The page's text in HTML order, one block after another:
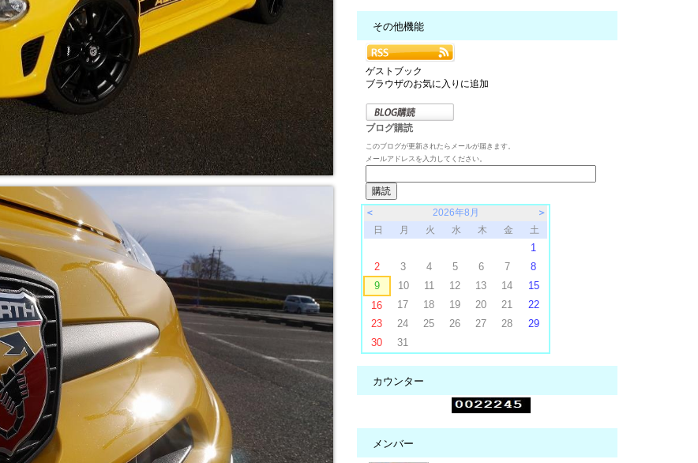
その他機能
ゲストブック
ブラウザのお気に入りに追加
ブログ購読
このブログが更新されたらメールが届きます。
メールアドレスを入力してください。
＜ 2026年8月
＞
日
月 火 水 木 金 土
1
2
3 4 5 6 7
8
9
10 11 12 13 14
15
16
17 18 19 20 21
22
23
24 25 26 27 28
29
30
31
カウンター
メンバー